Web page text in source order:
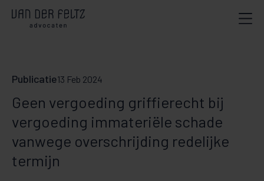
Publicatie13 Feb 2024
Geen vergoeding griffierecht bij
vergoeding immateriële schade
vanwege overschrijding redelijke
termijn